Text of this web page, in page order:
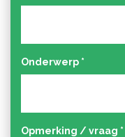
Onderwerp *
Opmerking / vraag *